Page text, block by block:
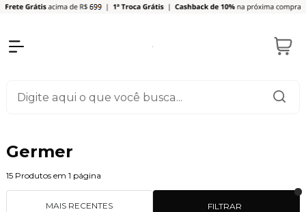
Germer
15 Produtos em 1 página
FILTRAR
MAIS RECENTES